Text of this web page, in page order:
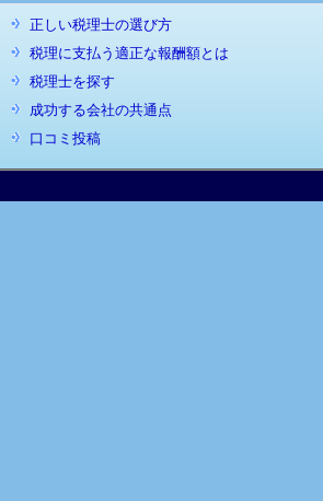
正しい税理士の選び方
税理に支払う適正な報酬額とは
税理士を探す
成功する会社の共通点
口コミ投稿